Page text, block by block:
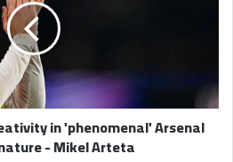
nature
-
Mikel
in 'phenomenal' Arsenal
- Mikel Arteta